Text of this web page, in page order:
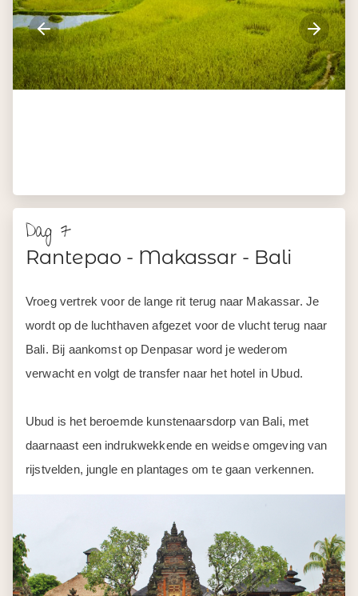
Vroeg vertrek voor de lange rit terug naar Makassar. Je
wordt op de luchthaven afgezet voor de vlucht terug naar
Bali. Bij aankomst op Denpasar word je wederom
verwacht en volgt de transfer naar het hotel in Ubud.